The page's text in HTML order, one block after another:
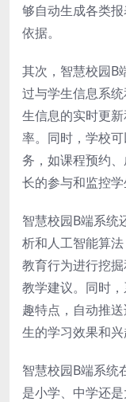
够自动生成各类
依据。
其次，智慧校园B
过与学生信息系
生信息的实时更
率。同时，学校
务，如课程预约
长的参与和监控学
智慧校园B端系统
析和人工智能算法
教育行为进行挖
教学建议。同时
趣特点，自动推
生的学习效果和兴
智慧校园B端系统
是小学、中学还